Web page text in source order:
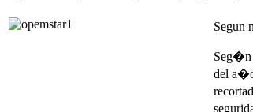
Segun
Seg�n
del a�o